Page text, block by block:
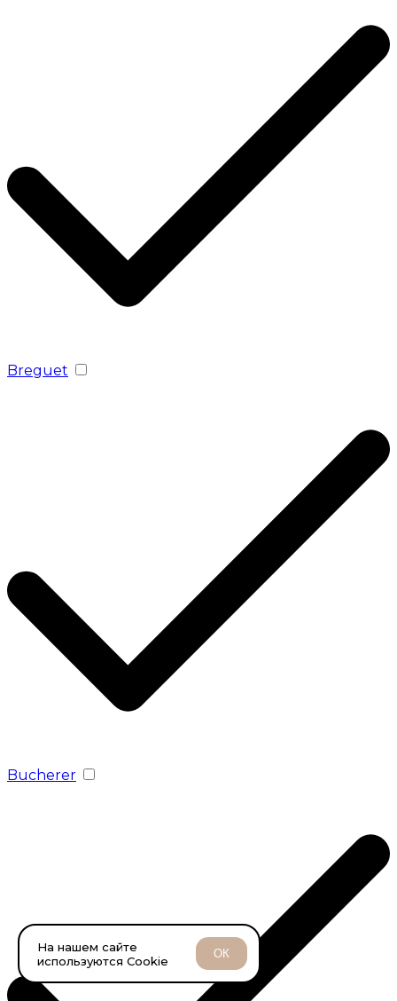
Breguet
Bucherer
На нашем сайте
используются Cookie
ОК